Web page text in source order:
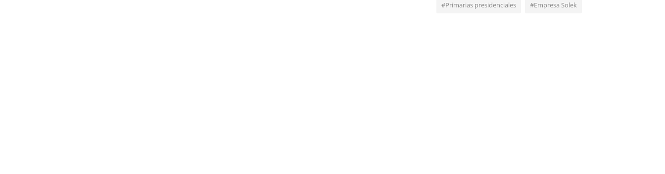
#Primarias presidenciales #Empresa Solek